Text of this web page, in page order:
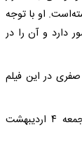
او با توجه‌
دارد و آن را در
در این فیلم
فیلم سینمایی «همرشولد» به‌ کارگردانی استیون نایت جمعه‌ ۴ اردیبهشت